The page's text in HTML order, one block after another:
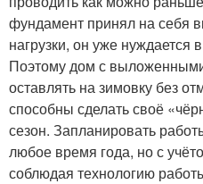
фундамент принял на себя
нагрузки, он уже нуждается
Поэтому дом с
оставлять на зимовку без
способны сделать своё
сезон. Запланировать
любое время года, но с
соблюдая технологию